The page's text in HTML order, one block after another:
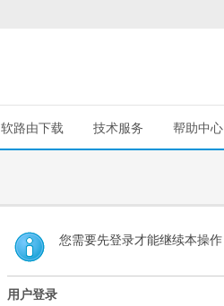
软路由下载 技术服务 帮助中心
您需要先登录才能继续本操作
用户登录